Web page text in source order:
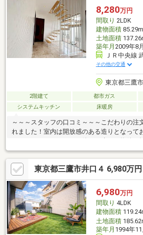
いです ◇窓が多い為沢山の採光が差し込み
8,280万円
間取り 2LDK
建物面積85.29m
土地面積
築年月 2009年8
ＪＲ中央線
その他の交通
東京都三鷹
2階建て 都市ガス
システムキッチン
床暖房
～～～スタッフの口コミ～～～こだわりの注
れました！室内は開放感のある造りとなって
タリの物件です！～～～ここに注目！～～～
駅徒歩15分・こだわりの邸宅・LDK20帖以上
フルフラットバルコニー・エネファーム・開
お家を探している方におススメ！・充実した
は吹き抜けに
東京都三鷹市井口４ 6,980万
6,980万円
間取り 4LDK
建物面積
土地面積
築年月 1994年